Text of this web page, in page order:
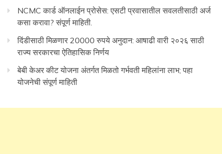
NCMC कार्ड ऑनलाईन प्रोसेस: एसटी प्रवासातील सवलतीसाठी अर्ज
कसा करावा? संपूर्ण माहिती.
दिंडीसाठी मिळणार 20000 रुपये अनुदान: आषाढी वारी २०२६ साठी
राज्य सरकारचा ऐतिहासिक निर्णय
बेबी केअर कीट योजना अंतर्गत मिळतो गर्भवती महिलांना लाभ; पहा
योजनेची संपूर्ण माहिती